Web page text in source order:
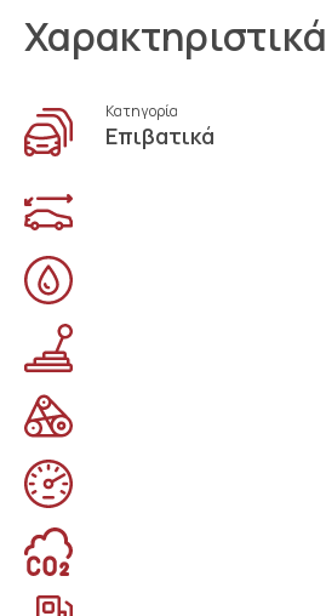
Χαρακτηριστικά
Κατηγορία
Επιβατικά